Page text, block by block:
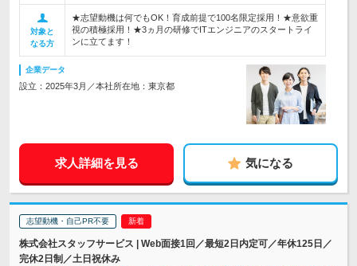
対象と
なる方
★志望動機は何でもOK！育成前提で100名限定採用！★意欲重
視の積極採用！★3ヵ月の研修でITエンジニアのスタートライ
ンに立てます！
企業データ
設立：2025年3月／本社所在地：東京都
求人詳細を見る 気になる
志望動機・自己PR不要
株式会社スタッフサービス | Web面接1回／最短2日内定可／年休125日／
完休2日制／土日祝休み